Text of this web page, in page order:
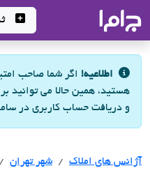
- سامانه جامع
اطلاعیه! اگر شما صاحب
هستید، همین حالا می توانید
و دریافت حساب کاربری در
آژانس های املاک آژانس های
شهر تهران